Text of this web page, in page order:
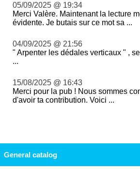
05/09/2025 @ 19:34
Merci Valère. Maintenant la lecture
évidente. Je butais sur ce mot sa ...
04/09/2025 @ 21:56
" Arpenter les dédales verticaux " ,
...
15/08/2025 @ 16:43
Merci pour la pub ! Nous sommes
d'avoir ta contribution. Voici ...
General catalog